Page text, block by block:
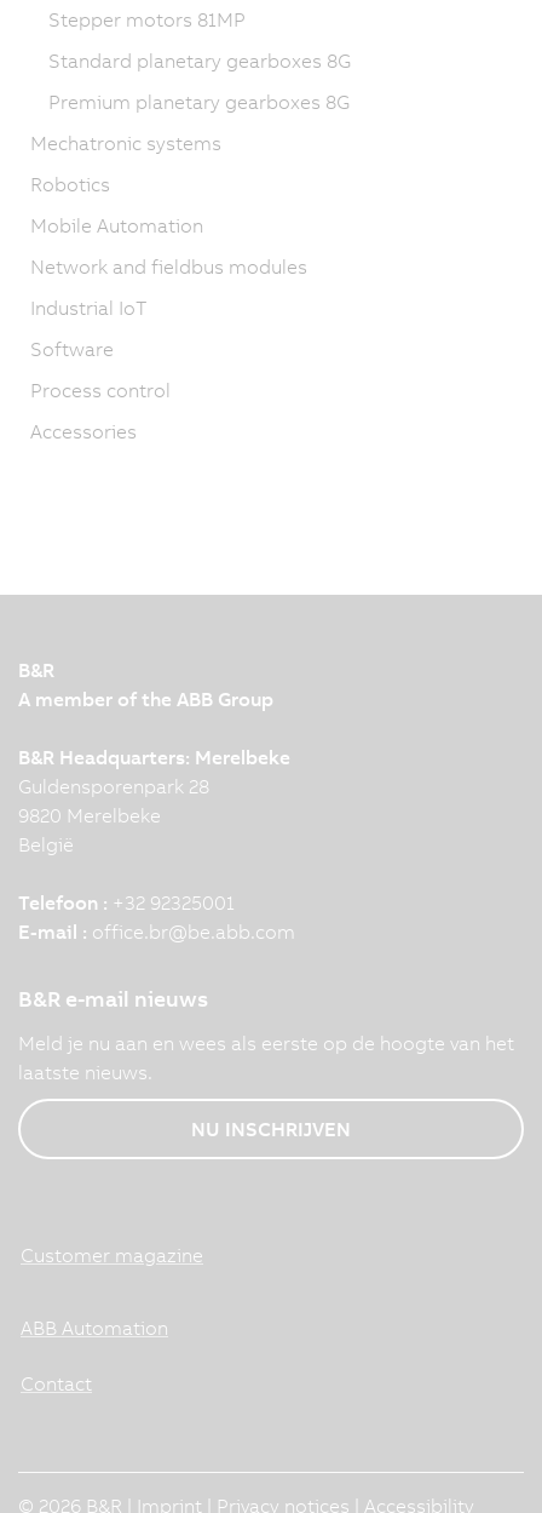
Stepper motors 81MP
Standard planetary gearboxes 8G
Premium planetary gearboxes 8G
Mechatronic systems
Robotics
Mobile Automation
Network and fieldbus modules
Industrial IoT
Software
Process control
Accessories
B&R
A member of the ABB Group
B&R Headquarters: Merelbeke
Guldensporenpark 28
9820 Merelbeke
België
Telefoon : +32 92325001
E-mail : office.br@be.abb.com
B&R e-mail nieuws
Meld je nu aan en wees als eerste op de hoogte van het
laatste nieuws.
NU INSCHRIJVEN
Customer magazine
ABB Automation
Contact
© 2026 B&R | Imprint Privacy notices Accessibility